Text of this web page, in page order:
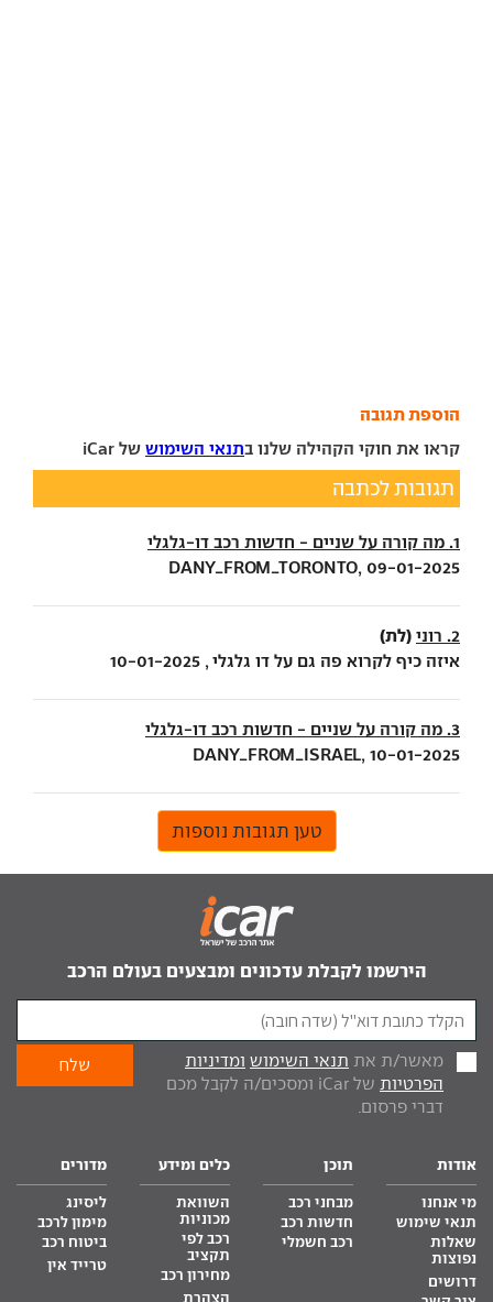
הוספת תגובה
קראו את חוקי הקהילה שלנו בתנאי השימוש של iCar
תגובות לכתבה
1. מה קורה על שניים - חדשות רכב דו-גלגלי
DANY_FROM_TORONTO, 09-01-2025
2. רוני (לת)
איזה כיף לקרוא פה גם על דו גלגלי , 10-01-2025
3. מה קורה על שניים - חדשות רכב דו-גלגלי
DANY_FROM_ISRAEL, 10-01-2025
טען תגובות נוספות
הירשמו לקבלת עדכונים ומבצעים בעולם הרכב
מאשר/ת את תנאי השימוש ומדיניות
הפרטיות
של iCar ומסכים/ה לקבל מכם
דברי פרסום.
אודות
מי אנחנו
תנאי שימוש
שאלות
נפוצות
דרושים
תוכן
מבחני רכב
חדשות רכב
רכב חשמלי
כלים ומידע
השוואת
מכוניות
רכב לפי
תקציב
מחירון רכב
הצהרת
מדורים
ליסינג
מימון לרכב
ביטוח רכב
טרייד אין